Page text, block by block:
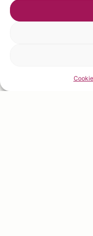
Whipped cream – 280 g
Malibu® – 64 Ml
RASPBERRY JELLY